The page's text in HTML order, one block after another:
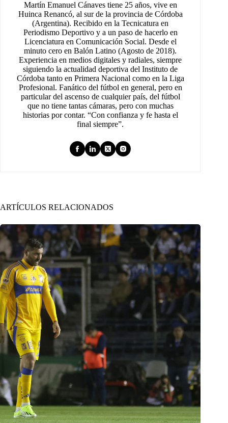
Martín Emanuel Cánaves tiene 25 años, vive en
Huinca Renancó, al sur de la provincia de Córdoba
(Argentina). Recibido en la Tecnicatura en
Periodismo Deportivo y a un paso de hacerlo en
Licenciatura en Comunicación Social. Desde el
minuto cero en Balón Latino (Agosto de 2018).
Experiencia en medios digitales y radiales, siempre
siguiendo la actualidad deportiva del Instituto de
Córdoba tanto en Primera Nacional como en la Liga
Profesional. Fanático del fútbol en general, pero en
particular del ascenso de cualquier país, del fútbol
que no tiene tantas cámaras, pero con muchas
historias por contar. “Con confianza y fe hasta el
final siempre”.
ARTÍCULOS RELACIONADOS